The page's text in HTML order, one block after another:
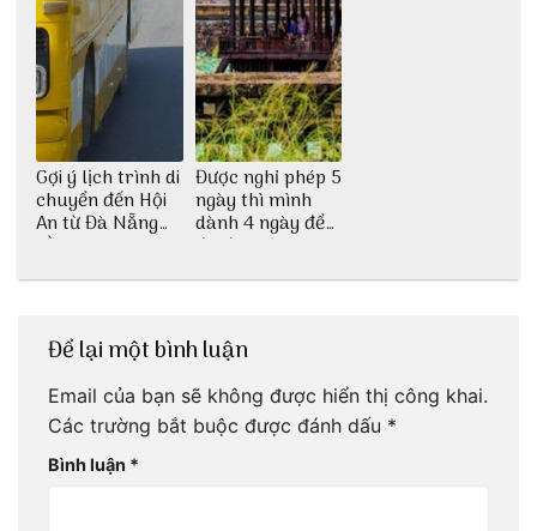
Gợi ý lịch trình di
chuyển đến Hội
An từ Đà Nẵng
bằng xe bus
Được nghỉ phép 5
ngày thì mình
dành 4 ngày để
đu đưa Lịch
Để lại một bình luận
Email của bạn sẽ không được hiển thị công khai.
Các trường bắt buộc được đánh dấu *
Bình luận *